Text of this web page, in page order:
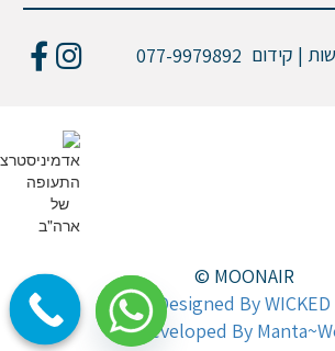
| קידום 077-9979892
© MOONAIR
Designed By WICKED
Developed By